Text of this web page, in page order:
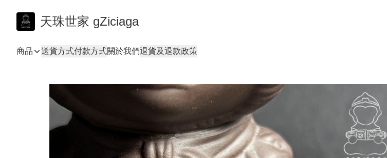
天珠世家 gZiciaga
商品 送貨方式付款方式關於我們退貨及退款政策